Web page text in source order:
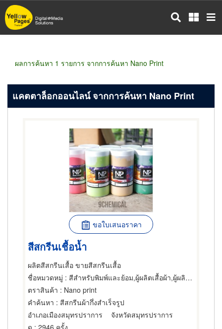
ข้าม
ไป
ผลการค้นหา 1 รายการ จากการค้นหา Nano Print
แคตตาล็อกออนไลน์ จากการค้นหา Nano Print
ขอใบเสนอราคา
สีสกรีนเชื้อน้ำ
ผลิตสีสกรีนเสื้อ ขายสีสกรีนเสื้อ
ชื่อหมวดหมู่ : สีสำหรับพิมพ์และย้อม,ผู้ผลิตเสื้อผ้า,ผู้ผลิตและขายส่งเสื้อยืด
ตราสินค้า : Nano print
คำค้นหา : สีสกรีนผ้ากึ่งสำเร็จรูป
อำเภอเมืองสมุทรปราการ
จังหวัดสมุทรปราการ
ดู : 2946 ครั้ง